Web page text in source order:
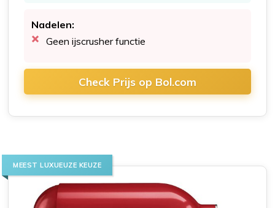
Nadelen:
Geen ijscrusher functie​
Check Prijs op Bol.com
MEEST LUXUEUZE KEUZE